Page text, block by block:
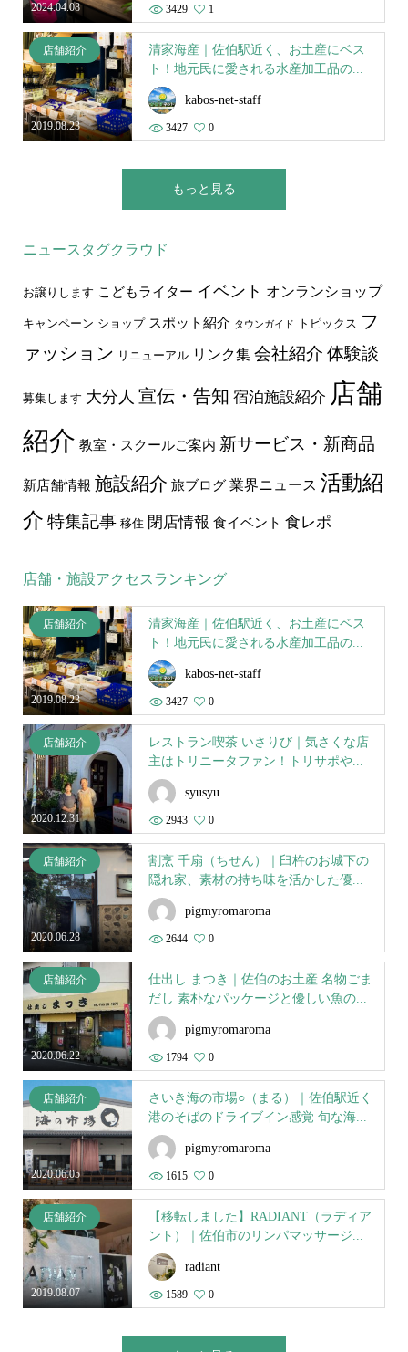
2024.04.08 3429 1
2019.08.23
店舗紹介
清家海産｜佐伯駅近く、お土産にベス
ト！地元民に愛される水産加工品の...
kabos-net-staff
3427 0
もっと見る
ニュースタグクラウド
お譲りします こどもライター イベント オンランショップ
キャンペーン ショップ スポット紹介 タウンガイド トピックス フ
ァッション リニューアル リンク集 会社紹介 体験談
募集します 大分人 宣伝・告知 宿泊施設紹介 店舗
紹介 教室・スクールご案内 新サービス・新商品
新店舗情報 施設紹介 旅ブログ 業界ニュース 活動紹
介 特集記事 移住 閉店情報 食イベント 食レポ
店舗・施設アクセスランキング
2019.08.23
店舗紹介
清家海産｜佐伯駅近く、お土産にベス
ト！地元民に愛される水産加工品の...
kabos-net-staff
3427 0
2020.12.31
店舗紹介
レストラン喫茶 いさりび｜気さくな店
主はトリニータファン！トリサポや...
syusyu
2943 0
2020.06.28
店舗紹介
割烹 千扇（ちせん）｜臼杵のお城下の
隠れ家、素材の持ち味を活かした優...
pigmyromaroma
2644 0
2020.06.22
店舗紹介
仕出し まつき｜佐伯のお土産 名物ごま
だし 素朴なパッケージと優しい魚の...
pigmyromaroma
1794 0
2020.06.05
店舗紹介
さいき海の市場○（まる）｜佐伯駅近く
港のそばのドライブイン感覚 旬な海...
pigmyromaroma
1615 0
2019.08.07
店舗紹介
【移転しました】RADIANT（ラディア
ント）｜佐伯市のリンパマッサージ...
radiant
1589 0